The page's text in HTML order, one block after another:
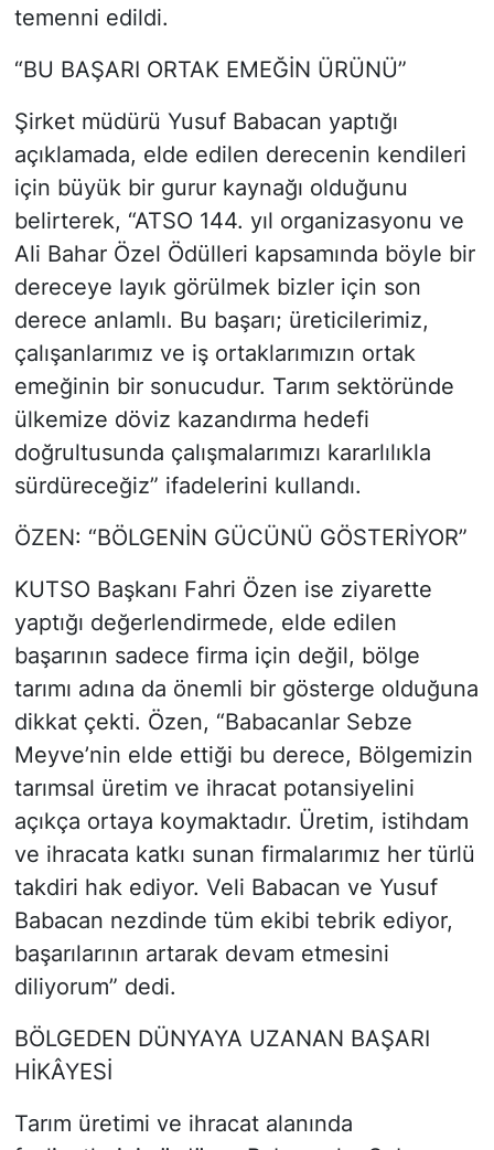
temenni edildi.
“BU BAŞARI ORTAK EMEĞİN ÜRÜNÜ”
Şirket müdürü Yusuf Babacan yaptığı
açıklamada, elde edilen derecenin kendileri
için büyük bir gurur kaynağı olduğunu
belirterek, “ATSO 144. yıl organizasyonu ve
Ali Bahar Özel Ödülleri kapsamında böyle bir
dereceye layık görülmek bizler için son
derece anlamlı. Bu başarı; üreticilerimiz,
çalışanlarımız ve iş ortaklarımızın ortak
emeğinin bir sonucudur. Tarım sektöründe
ülkemize döviz kazandırma hedefi
doğrultusunda çalışmalarımızı kararlılıkla
sürdüreceğiz” ifadelerini kullandı.
ÖZEN: “BÖLGENİN GÜCÜNÜ GÖSTERİYOR”
KUTSO Başkanı Fahri Özen ise ziyarette
yaptığı değerlendirmede, elde edilen
başarının sadece firma için değil, bölge
tarımı adına da önemli bir gösterge olduğuna
dikkat çekti. Özen, “Babacanlar Sebze
Meyve’nin elde ettiği bu derece, Bölgemizin
tarımsal üretim ve ihracat potansiyelini
açıkça ortaya koymaktadır. Üretim, istihdam
ve ihracata katkı sunan firmalarımız her türlü
takdiri hak ediyor. Veli Babacan ve Yusuf
Babacan nezdinde tüm ekibi tebrik ediyor,
başarılarının artarak devam etmesini
diliyorum” dedi.
BÖLGEDEN DÜNYAYA UZANAN BAŞARI
HİKÂYESİ
Tarım üretimi ve ihracat alanında